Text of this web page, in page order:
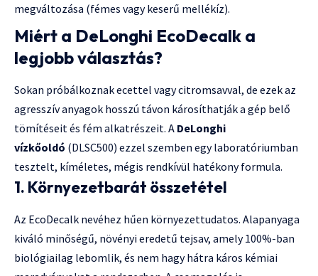
megváltozása (fémes vagy keserű mellékíz).
Miért a DeLonghi EcoDecalk a
legjobb választás?
Sokan próbálkoznak ecettel vagy citromsavval, de ezek az
agresszív anyagok hosszú távon károsíthatják a gép belő
tömítéseit és fém alkatrészeit. A DeLonghi
vízkőoldó (DLSC500) ezzel szemben egy laboratóriumban
tesztelt, kíméletes, mégis rendkívül hatékony formula.
1. Környezetbarát összetétel
Az EcoDecalk nevéhez hűen környezettudatos. Alapanyaga
kiváló minőségű, növényi eredetű tejsav, amely 100%-ban
biológiailag lebomlik, és nem hagy hátra káros kémiai